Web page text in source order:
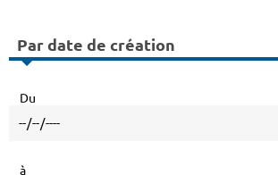
Par date de création
Du
à